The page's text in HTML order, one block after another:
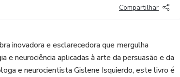
Compartilhar
inovadora e esclarecedora que mergulha
e neurociência aplicadas à arte da persuasão e da
e neurocientista Gislene Isquierdo, este livro é